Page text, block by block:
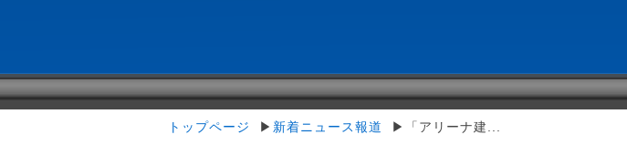
トップページ ▶ 新着ニュース報道 ▶「アリーナ建...